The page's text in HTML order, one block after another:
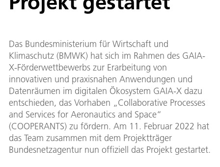
Das Bundesministerium für Wirtschaft und
Klimaschutz (BMWK) hat sich im Rahmen des GAIA-
X-Förderwettbewerbs zur Erarbeitung von
innovativen und praxisnahen Anwendungen und
Datenräumen im digitalen Ökosystem GAIA-X dazu
entschieden, das Vorhaben „Collaborative Processes
and Services for Aeronautics and Space“
(COOPERANTS) zu fördern. Am 11. Februar 2022 hat
das Team zusammen mit dem Projektträger
Bundesnetzagentur nun offiziell das Projekt gestartet.